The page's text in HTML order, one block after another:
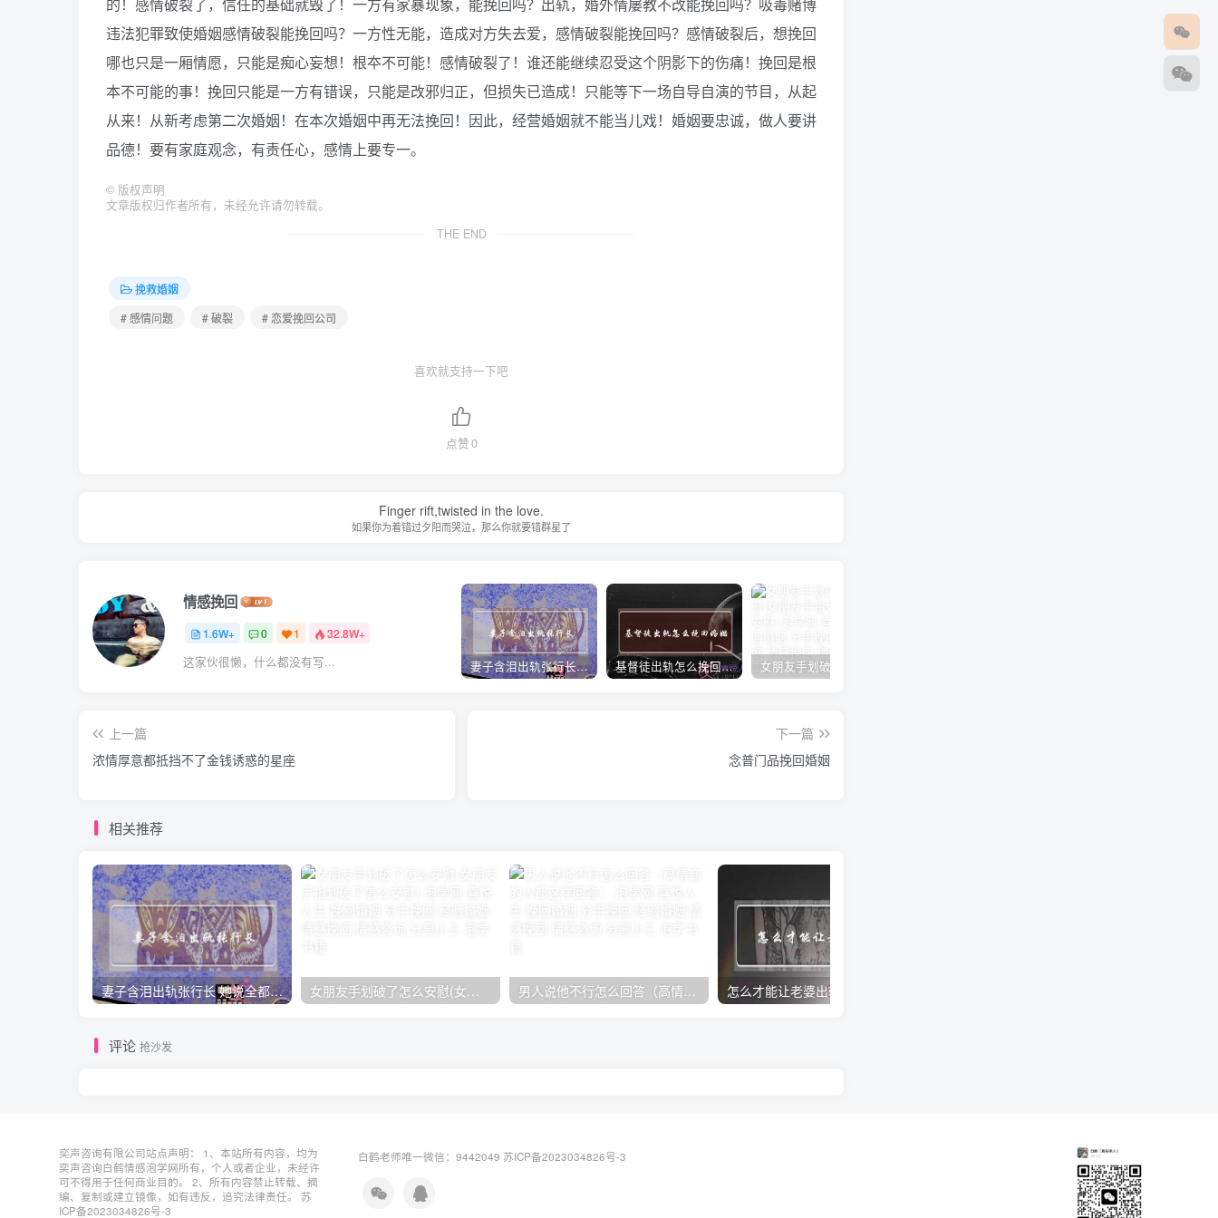
违法犯罪致使婚姻感情破裂能挽回吗？一方性无能，造成对方失去爱，感情破裂能挽回吗？感情破裂后，想挽回
哪也只是一厢情愿，只能是痴心妄想！根夲不可能！感情破裂了！谁还能继续忍受这个阴影下的伤痛！挽回是根
本不可能的事！挽回只能是一方有错误，只能是改邪归正，但损失已造成！只能等下一场自导自演的节目，从起
从来！从新考虑第二次婚姻！在本次婚姻中再无法挽回！因此，经营婚姻就不能当儿戏！婚姻要忠诚，做人要讲
品德！要有家庭观念，有责任心，感情上要专一。
© 版权声明
文章版权归作者所有，未经允许请勿转载。
THE END
挽救婚姻
# 感情问题
# 破裂 # 恋爱挽回公司
喜欢就支持一下吧
点赞0
Finger rift,twisted in the love.
如果你为着错过夕阳而哭泣，那么你就要错群星了
情感挽回
1.6W+ 0 1 32.8W+
这家伙很懒，什么都没有写... 妻子含泪出轨张行长 她说全都是因为家中 基督徒出轨怎么挽回婚姻(基督徒面对出轨婚姻)
上一篇
浓情厚意都抵挡不了金钱诱惑的星座
下一篇
念普门品挽回婚姻
相关推荐
妻子含泪出轨张行长 她说全都是因为家中 怎么才能让老婆出轨
评论 抢沙发
奕声咨询有限公司站点声明： 1、本站所有内容，均为
奕声咨询白鹤情感泡学网所有，个人或者企业，未经许
可不得用于任何商业目的。 2、所有内容禁止转载、摘
编、复制或建立镜像，如有违反，追究法律责任。 苏
ICP备2023034826号-3
白鹤老师唯一微信：9442049 苏ICP备2023034826号-3